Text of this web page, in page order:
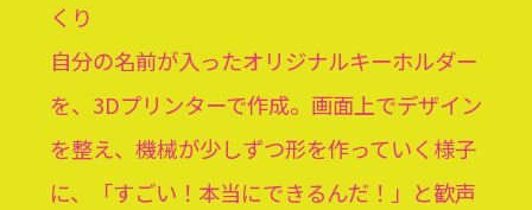
くり
自分の名前が入ったオリジナルキーホルダー
を、3Dプリンターで作成。画面上でデザイン
を整え、機械が少しずつ形を作っていく様子
に、「すごい！本当にできるんだ！」と歓声